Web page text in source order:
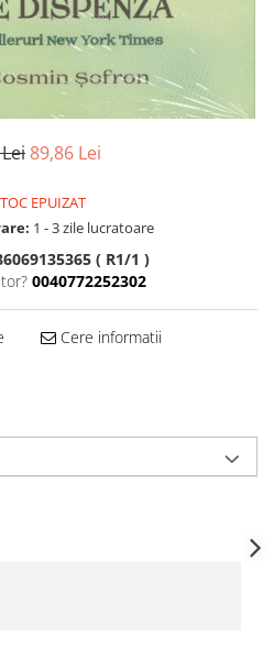
89,86 Lei
EPUIZAT
1 - 3 zile lucratoare
( R1/1 )
0040772252302
Cere informatii